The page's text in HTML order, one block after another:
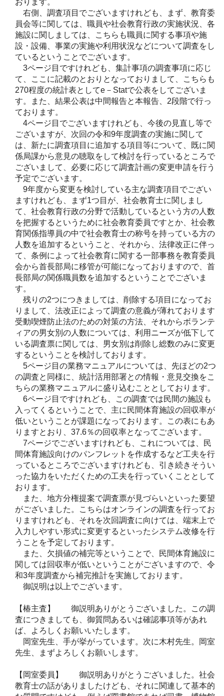
右側、調査項目でございますけれども、まず、教育委
員会等に関しては、職員や社会教育行政の実施状況、各
施設に関しましては、こちらも職員に関する事項や施
設・設備、事業の実施や利用状況などについて調査をし
ているということでございます。
3ページ目ですけれども、集計事項の調査事項に応じ
て、ここに記載のとおりとなっておりまして、こちらも
270程度の統計表としてe－Statで公表をしてございま
す。また、結果公表は中間報告と本報告、2段階で行っ
ております。
4ページ目でございますけれども、今後の見直し等で
ございますが、次回の令和9年度調査の実施に関して
は、新たに調査項目に追加する項目等について、既に関
係局課から意見の聴取をして検討を行っているところで
ございまして、必要に応じて調査計画の変更申請を行う
予定でございます。
9年度から変更を検討している主な調査項目でござい
ますけれども、まず1つ目が、社会教育士に関しまし
て、社会教育行政の分野で活動しているという方の人数
を把握するというために社会教育委員ですとか、社会教
育関係指導員の中で社会教育士の称号を持っている方の
人数を追加するということ、それから、法律改正に伴っ
て、条例によって社会教育に関する一部事務を教育委員
会から首長部局に移管が可能になっておりますので、首
長部局の関係職員数を追加するということでございま
す。
残りの2つにつきましては、削除する項目になってお
りまして、法改正によって調査の意義が薄れております
受動喫煙防止法のための対策の方法、それからボランテ
ィアの男女別の人数については、利用ニーズが低下して
いる調査票に関しては、男女別は削除し総数のみに変更
するということを検討しております。
5ページ目の業務マニュアルについては、先ほどの2つ
の調査と同様に、統計活用部署との情報・意見交換をこ
ちらの業務マニュアルに盛り込むこととしております。
6ページ目ですけれども、この調査では民間の施設も
入ってくるということで、主に民間体育施設の回収率が
低いということが課題になっております。この表にもあ
りますとおり、37.6％の回収率となってございます。
7ページでございますけれども、これについては、民
間体育施設向けのパンフレットを作成するなど工夫を行
っているところでございますけれども、引き続きそうい
った協力をいただくための工夫を行っていくこととして
おります。
また、地方分権提案で調査票が見づらいといった要望
がございました。こちらはオンラインの調査を行ってお
りますけれども、それを次回調査に向けては、端末上で
入力しやすい形式に変更するといったシステム改修を行
うことを予定しております。
また、欠損値の補完等ということで、民間体育施設に
関しては回収率が低いということがございますので、令
和3年度調査から補完推計を実施しております。
御説明は以上でございます。
【椿主査】 御説明ありがとうございました。この調
査につきましても、御質問あるいは確認事項等があれ
ば、よろしくお願いいたします。
岡室先生、手が挙がっています。次に木村先生。岡室
先生、まずよろしくお願いします。
【岡室委員】 御説明ありがとうございました。社会
教育士の話がありましたけども、それに関連して基本的